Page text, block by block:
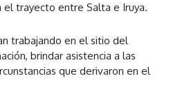
el trayecto entre Salta e Iruya.
trabajando en el sitio del
brindar asistencia a las
que derivaron en el